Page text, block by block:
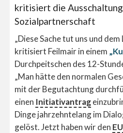
kritisiert die
Sozialpartnerschaft
„Diese Sache tut uns und dem
kritisiert Feilmair in einem
Durchpeitschen des 12-
„Man hätte den normalen
mit der Begutachtung
einen Initiativantrag
Dinge jahrzehntelang im
gelöst. Jetzt haben wir den